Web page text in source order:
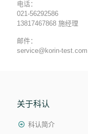
电话：
021-56292586
13817467868 施经理
邮件：
service@korin-test.com
关于科认
科认简介